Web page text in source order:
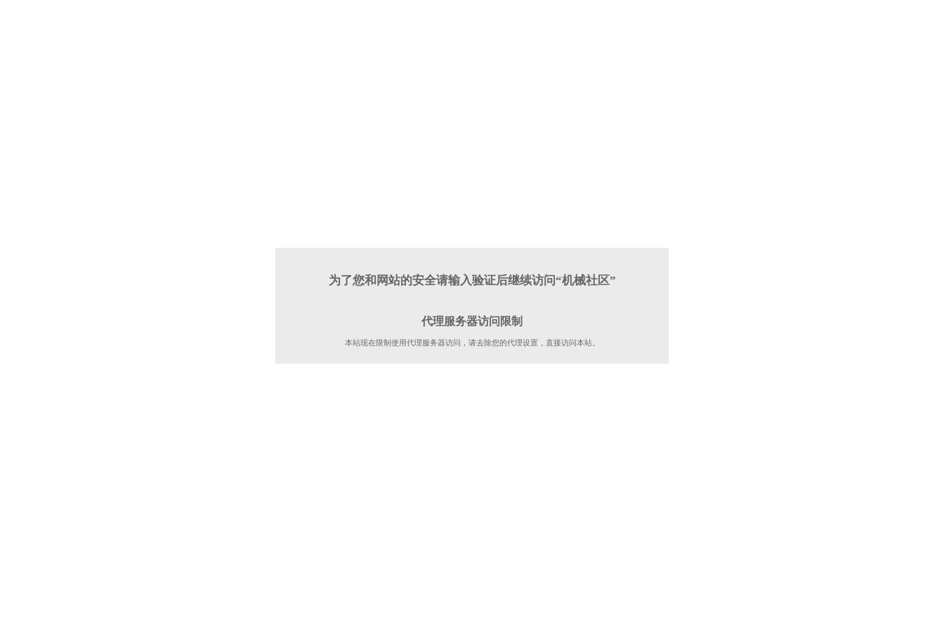
为了您和网站的安全请输入验证后继续访问“机械社区”
代理服务器访问限制
本站现在限制使用代理服务器访问，请去除您的代理设置，直接访问本站。